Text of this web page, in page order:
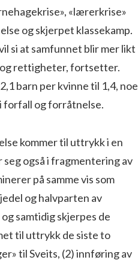
«lærerkrise»
og skjerpet klassekamp.
si at samfunnet blir mer likt
rettigheter, fortsetter.
barn per kvinne til 1,4, noe
forfall og forråtnelse.
kommer til uttrykk i en
også i fragmentering av
på samme vis som
og halvparten av
samtidig skjerpes de
til uttrykk de siste to
til Sveits, (2) innføring av